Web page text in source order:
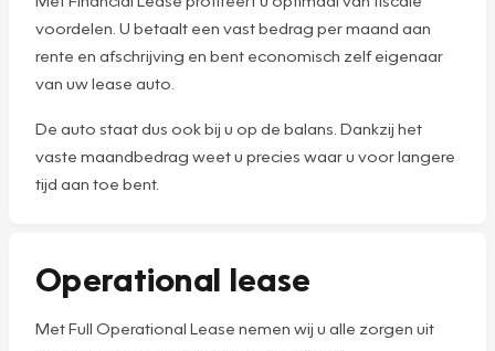
voordelen. U betaalt een vast bedrag per maand aan
rente en afschrijving en bent economisch zelf eigenaar
van uw lease auto.
De auto staat dus ook bij u op de balans. Dankzij het
vaste maandbedrag weet u precies waar u voor langere
tijd aan toe bent.
Operational lease
Met Full Operational Lease nemen wij u alle zorgen uit